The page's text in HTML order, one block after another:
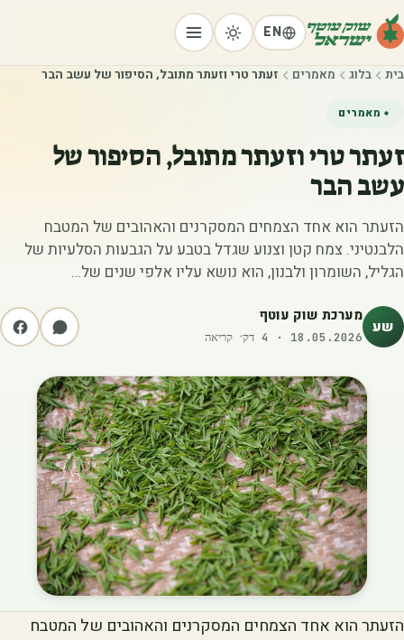
EN
בית בלוג מאמרים זעתר טרי וזעתר מתובל, הסיפור של עשב הבר
מאמרים
זעתר טרי וזעתר מתובל, הסיפור של
עשב הבר
הזעתר הוא אחד הצמחים המסקרנים והאהובים של המטבח
הלבנטיני. צמח קטן וצנוע שגדל בטבע על הגבעות הסלעיות של
הגליל, השומרון ולבנון, הוא נושא עליו אלפי שנים של…
שע מערכת שוק עוטף
18.05.2026
·
4 דק׳ קריאה
הזעתר הוא אחד הצמחים המסקרנים והאהובים של המטבח